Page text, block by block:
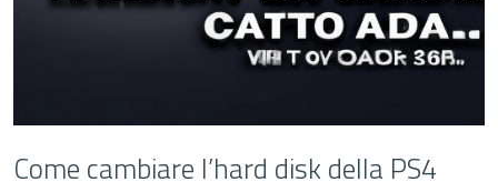
Come cambiare l’hard disk della PS4